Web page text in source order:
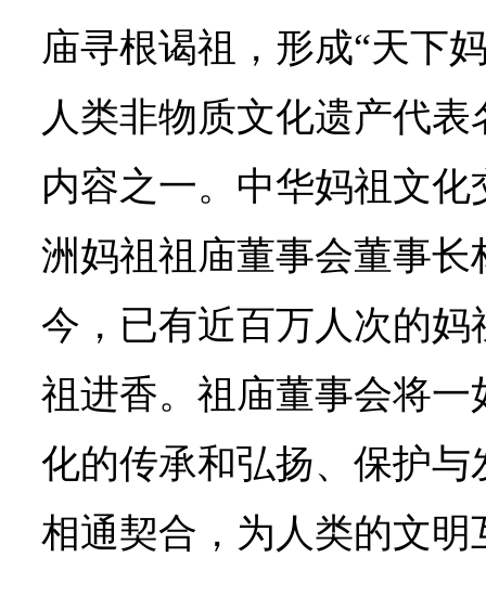
庙寻根谒祖，形成“天下
人类非物质文化遗产代
内容之一。中华妈祖文
洲妈祖祖庙董事会董事
今，已有近百万人次的
祖进香。祖庙董事会将
化的传承和弘扬、保护
相通契合，为人类的文